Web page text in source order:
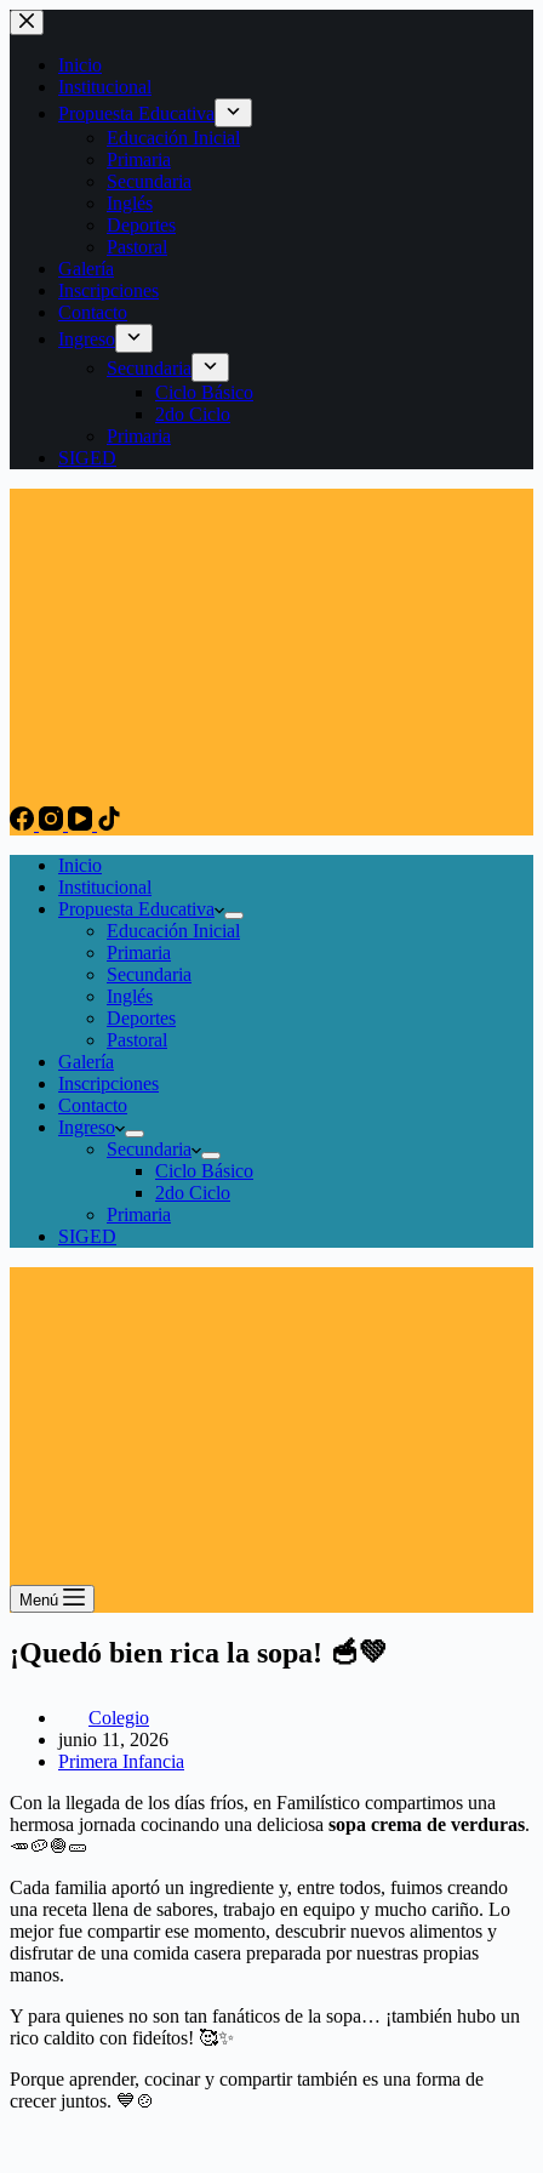
Saltar
al
contenido
Inicio
Institucional
Propuesta Educativa
Educación Inicial
Primaria
Secundaria
Inglés
Deportes
Pastoral
Galería
Inscripciones
Contacto
Ingreso
Secundaria
Ciclo Básico
2do Ciclo
Primaria
SIGED
Inicio
Institucional
Propuesta Educativa
Educación Inicial
Primaria
Secundaria
Inglés
Deportes
Pastoral
Galería
Inscripciones
Contacto
Ingreso
Secundaria
Ciclo Básico
2do Ciclo
Primaria
SIGED
Menú
¡Quedó bien rica la sopa! 🥣💚
Colegio
junio 11, 2026
Primera Infancia
Con la llegada de los días fríos, en Familístico compartimos una
hermosa jornada cocinando una deliciosa sopa crema de verduras.
🥕🥔🧅🥒
Cada familia aportó un ingrediente y, entre todos, fuimos creando
una receta llena de sabores, trabajo en equipo y mucho cariño. Lo
mejor fue compartir ese momento, descubrir nuevos alimentos y
disfrutar de una comida casera preparada por nuestras propias
manos.
Y para quienes no son tan fanáticos de la sopa… ¡también hubo un
rico caldito con fideítos! 🥰✨
Porque aprender, cocinar y compartir también es una forma de
crecer juntos. 💙🍲